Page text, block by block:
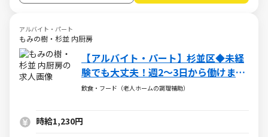
アルバイト・パート
もみの樹・杉並 内厨房
【アルバイト・パート】杉並区◆未経
験でも大丈夫！週2～3日から働けま
す！平日のみの勤務OK！
飲食・フード（老人ホームの調理補助）
時給1,230円